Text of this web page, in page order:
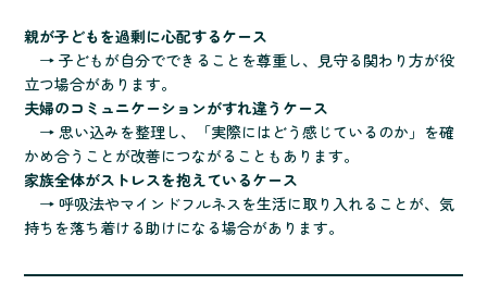
親が子どもを過剰に心配するケース
→ 子どもが自分でできることを尊重し、見守る関わり方が役
立つ場合があります。
夫婦のコミュニケーションがすれ違うケース
→ 思い込みを整理し、「実際にはどう感じているのか」を確
かめ合うことが改善につながることもあります。
家族全体がストレスを抱えているケース
→ 呼吸法やマインドフルネスを生活に取り入れることが、気
持ちを落ち着ける助けになる場合があります。